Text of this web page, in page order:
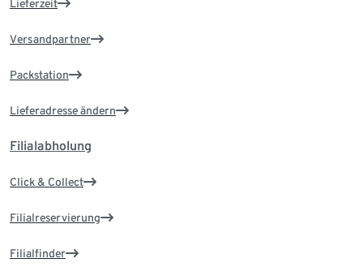
Lieferzeit
Versandpartner
Packstation
Lieferadresse ändern
Filialabholung
Click & Collect
Filialreservierung
Filialfinder